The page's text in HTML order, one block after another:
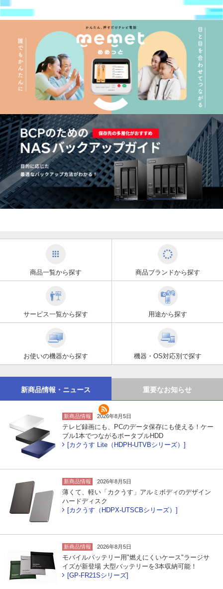
商品一覧から探す 商品ブランドから探す
サービス一覧から探す 用途から探す
お使いの機器から探す 機器・OS対応別で探す
新商品情報・ニュース
新商品情報 2026年8月5日
テレビ録画にも、PCのデータ保存にも使える！ケー
ブル1本でつながるポータブルHDD
[カクうす Lite（HDPH-UTVBシリーズ）]
新商品情報 2026年8月5日
薄くて、軽い「カクうす」アルミボディのデザイン
ハードディスク
[カクうす（HDPX-UTSCBシリーズ）]
新商品情報 2026年8月5日
モバイルバッテリー用"燃えにくいケース"ラージサ
イズが新登場 大型バッテリーを3本収納可能！
[GP-FR21Sシリーズ]
重要なお知らせ